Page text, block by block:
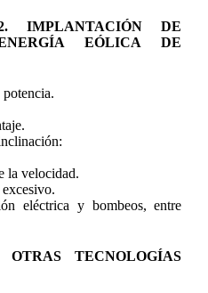
IMPLANTACIÓN DE
EÓLICA DE
la velocidad.
eléctrica y bombeos, entre
TECNOLOGÍAS